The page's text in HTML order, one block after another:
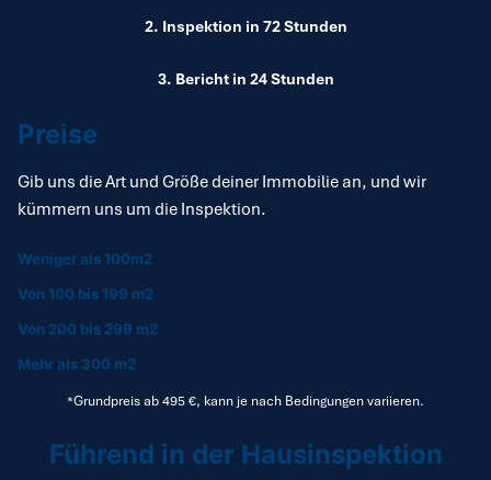
2. Inspektion in 72 Stunden
3. Bericht in 24 Stunden
Preise
Gib uns die Art und Größe deiner Immobilie an, und wir
kümmern uns um die Inspektion.
Weniger als 100m2
Von 100 bis 199 m2
Von 200 bis 299 m2
Mehr als 300 m2
*Grundpreis ab 495 €, kann je nach Bedingungen variieren.
Führend in der Hausinspektion